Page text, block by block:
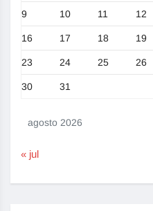
agosto 2026
9 10 11 12
16 17 18 19
23 24 25 26
30 31
« jul